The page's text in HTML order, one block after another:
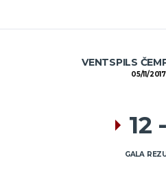
VENTSPILS
05/11/2017
12 -
GALA